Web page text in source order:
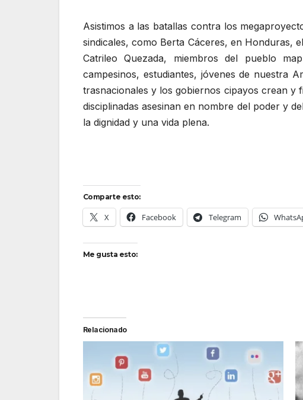
Asistimos a las batallas contra los
sindicales, como Berta Cáceres, en Honduras,
Catrileo Quezada, miembros del pueblo
campesinos, estudiantes, jóvenes de nuestra
trasnacionales y los gobiernos cipayos crean y
disciplinadas asesinan en nombre del poder y
la dignidad y una vida plena.
Comparte esto:
X Facebook Telegram
Me gusta esto:
Relacionado